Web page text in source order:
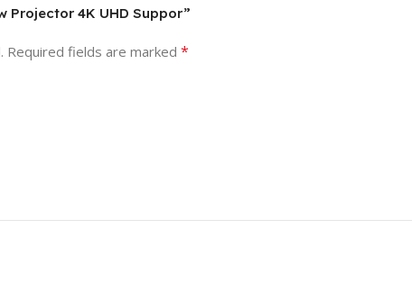
Projector 4K UHD Suppor”
Required fields are marked *